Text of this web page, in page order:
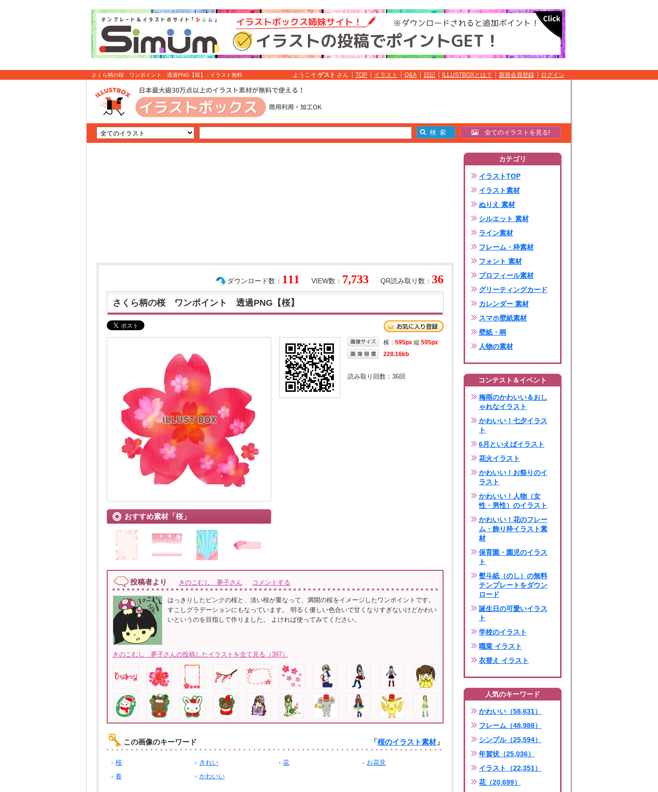
さくら柄の桜 ワンポイント 透過PNG【桜】 : イラスト無料 ようこそ ゲスト さん TOP イラスト Q&A 日記 ILLUSTBOXとは？ 新規会員登録 ログイン
全てのイラストを見る!
QR読み取り数： 36
VIEW数： 7,733
ダウンロード数： 111
さくら柄の桜 ワンポイント 透過PNG【桜】
おすすめ素材「桜」
横： 595px 縦:595px
228.16kb
読み取り回数： 36回
投稿者より きのこむし 夢子さん コメントする
はっきりしたピンクの桜と、淡い桜が重なって、満開の桜をイメージしたワンポイントです。
すこしグラデーションにもなっています。 明るく優しい色合いで甘くなりすぎないけどかわい
いというのを目指して作りました。 よければ使ってみてください。
きのこむし 夢子さんの投稿したイラストを全て見る（397）
この画像のキーワード 「桜のイラスト素材」
桜 きれい 花
お花見
春
かわいい
カテゴリ
イラストTOP
イラスト素材
ぬりえ 素材
シルエット 素材
ライン素材
フレーム・枠素材
フォント 素材
プロフィール素材
グリーティングカード
カレンダー 素材
スマホ壁紙素材
壁紙・柄
人物の素材
コンテスト＆イベント
梅雨のかわいい＆おし
ゃれなイラスト
かわいい！七夕イラス
ト
6月といえばイラスト
花火イラスト
かわいい！お祭りのイ
ラスト
かわいい！人物（女
性・男性）のイラスト
かわいい！花のフレー
ム・飾り枠イラスト素
材
保育園・園児のイラス
ト
熨斗紙（のし）の無料
テンプレートをダウン
ロード
誕生日の可愛いイラス
ト
学校のイラスト
職業 イラスト
衣替え イラスト
人気のキーワード
かわいい（58,631）
フレーム（48,988）
シンプル（25,594）
年賀状（25,036）
イラスト（22,351）
花（20,699）